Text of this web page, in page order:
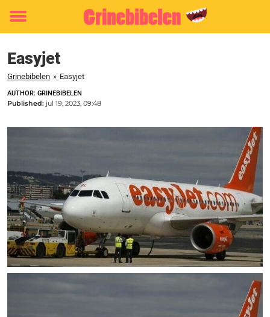
Toggle
Easyjet
Grinebibelen » Easyjet
AUTHOR: GRINEBIBELEN
Published: jul 19, 2023, 09:48